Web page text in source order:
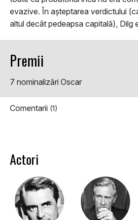
evazive. În așteptarea verdictului
altul decât pedeapsa capitală), Dilg
Premii
7 nominalizări Oscar
Comentarii (1)
Actori